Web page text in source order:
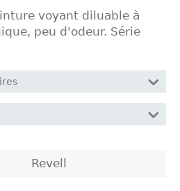
voyant diluable à
peu d'odeur. Série
Revell